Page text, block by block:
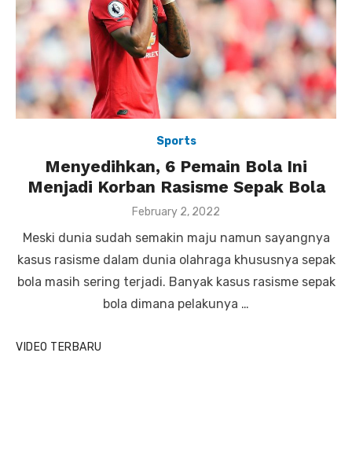
Sports
Menyedihkan, 6 Pemain Bola Ini
Menjadi Korban Rasisme Sepak Bola
P
s
e
d
o
n
February 2, 2022
Meski dunia sudah semakin maju namun sayangnya
kasus rasisme dalam dunia olahraga khususnya sepak
bola masih sering terjadi. Banyak kasus rasisme sepak
bola dimana pelakunya …
VIDEO TERBARU